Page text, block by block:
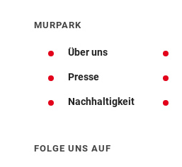
MURPARK
Über uns
Presse
Nachhaltigkeit
FOLGE UNS AUF